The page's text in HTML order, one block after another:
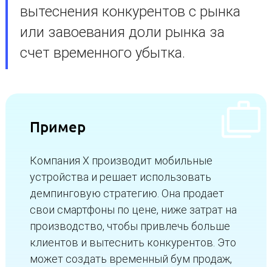
вытеснения конкурентов с рынка
или завоевания доли рынка за
счет временного убытка.
Пример
Компания X производит мобильные
устройства и решает использовать
демпинговую стратегию. Она продает
свои смартфоны по цене, ниже затрат на
производство, чтобы привлечь больше
клиентов и вытеснить конкурентов. Это
может создать временный бум продаж,